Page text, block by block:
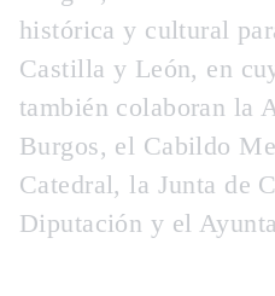
histórica y cultural
Castilla y León, en
también colaboran la
Burgos, el Cabildo
Catedral, la Junta de
Diputación y el